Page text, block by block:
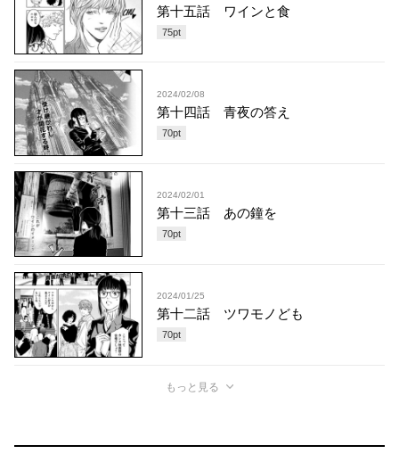
第十五話 ワインと食
75pt
2024/02/08
第十四話 青夜の答え
70pt
2024/02/01
第十三話 あの鐘を
70pt
2024/01/25
第十二話 ツワモノども
70pt
もっと見る